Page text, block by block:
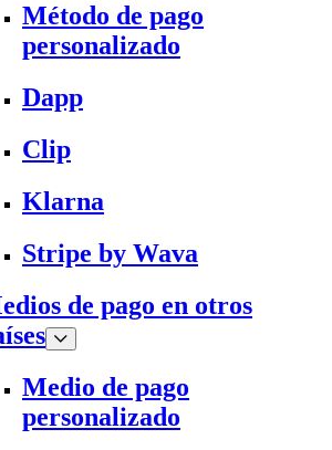
Método de pago
personalizado
Dapp
Clip
Klarna
Stripe by Wava
de pago en otros
Medio de pago
personalizado